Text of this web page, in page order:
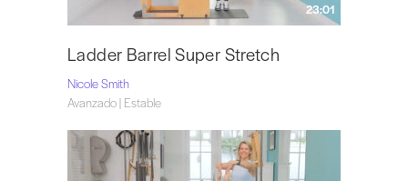
23:01
Ladder Barrel Super Stretch
Nicole Smith
Avanzado | Estable